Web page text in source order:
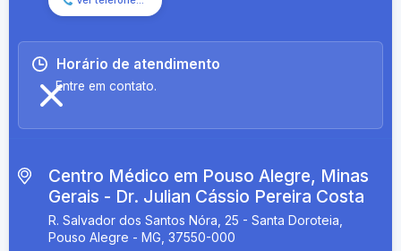
2532
Horário de atendimento
Entre em contato.
Centro Médico em Pouso Alegre, Minas
Gerais - Dr. Julian Cássio Pereira Costa
R. Salvador dos Santos Nóra, 25 - Santa Doroteia,
Pouso Alegre - MG, 37550-000